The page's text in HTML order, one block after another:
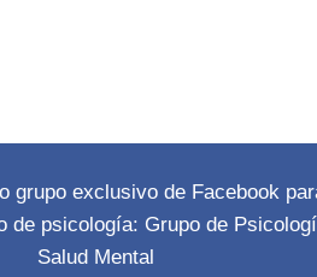
grupo exclusivo de Facebook
de psicología: Grupo de
Salud Mental